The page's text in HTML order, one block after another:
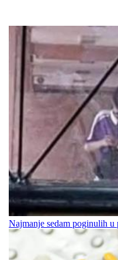
Najmanje sedam poginulih